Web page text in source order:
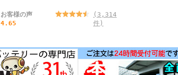
お客様の声
4.65
(3,314
件)